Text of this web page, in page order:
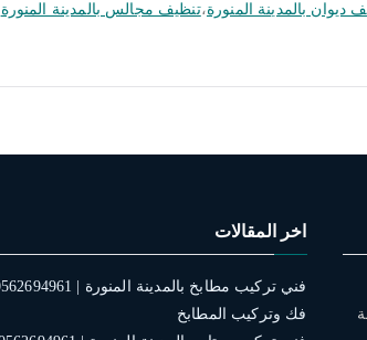
ديوان بالمدينة المنورة،تنظيف مجالس بالمدينة المنورة
اخر المقالات
فك وتركيب المطابخ